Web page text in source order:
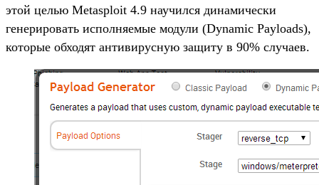
этой целью Metasploit 4.9 научился динамически
генерировать исполняемые модули (Dynamic Payloads),
которые обходят антивирусную защиту в 90% случаев.